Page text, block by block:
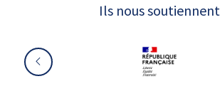
Ils nous soutiennent